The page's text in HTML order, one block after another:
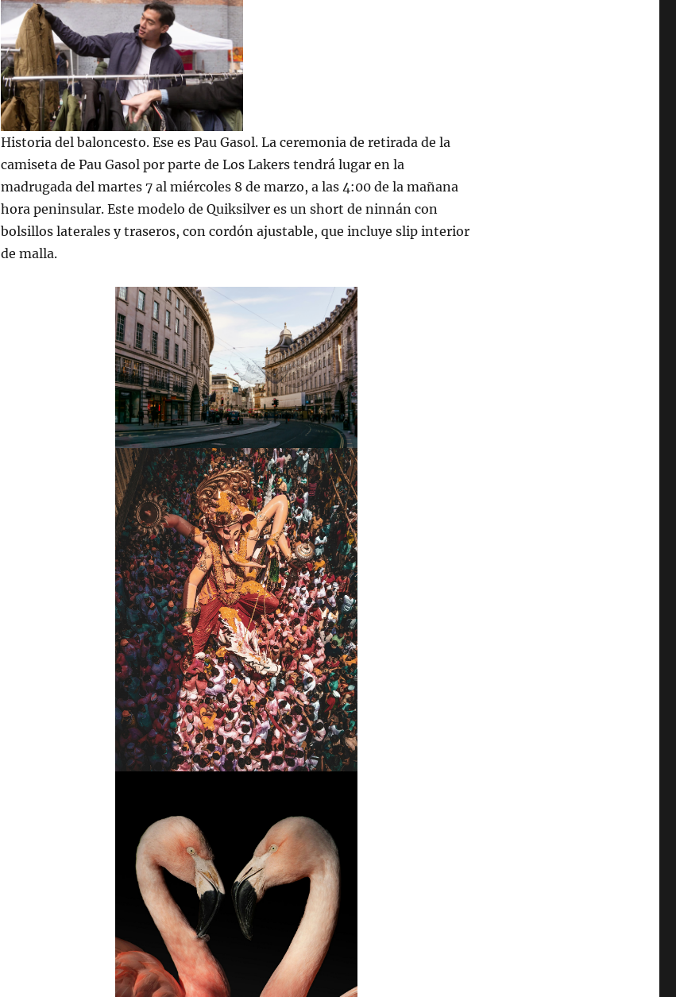
Historia del baloncesto. Ese es Pau Gasol. La ceremonia de retirada de la
camiseta de Pau Gasol por parte de Los Lakers tendrá lugar en la
madrugada del martes 7 al miércoles 8 de marzo, a las 4:00 de la mañana
hora peninsular. Este modelo de Quiksilver es un short de ninnán con
bolsillos laterales y traseros, con cordón ajustable, que incluye slip interior
de malla.